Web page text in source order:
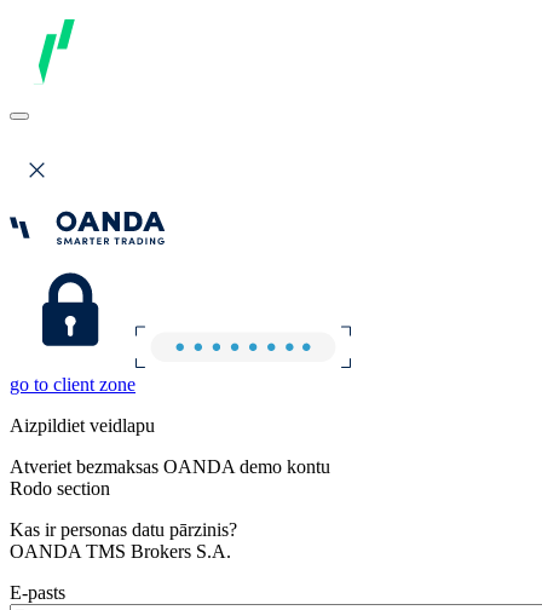
go to client zone
Aizpildiet veidlapu
Atveriet bezmaksas OANDA demo kontu
Rodo section
Kas ir personas datu pārzinis?
OANDA TMS Brokers S.A.
E-pasts